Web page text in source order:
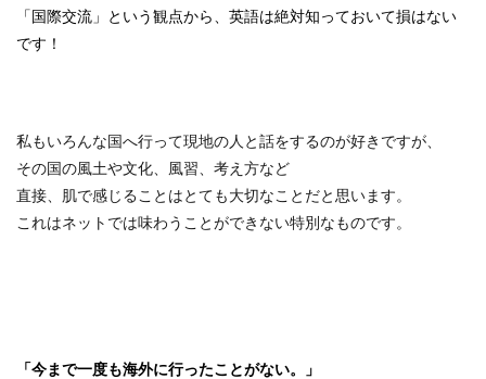
「国際交流」という観点から、英語は絶対知っておいて損はない
です！
私もいろんな国へ行って現地の人と話をするのが好きですが、
その国の風土や文化、風習、考え方など
直接、肌で感じることはとても大切なことだと思います。
これはネットでは味わうことができない特別なものです。
「今まで一度も海外に行ったことがない。」